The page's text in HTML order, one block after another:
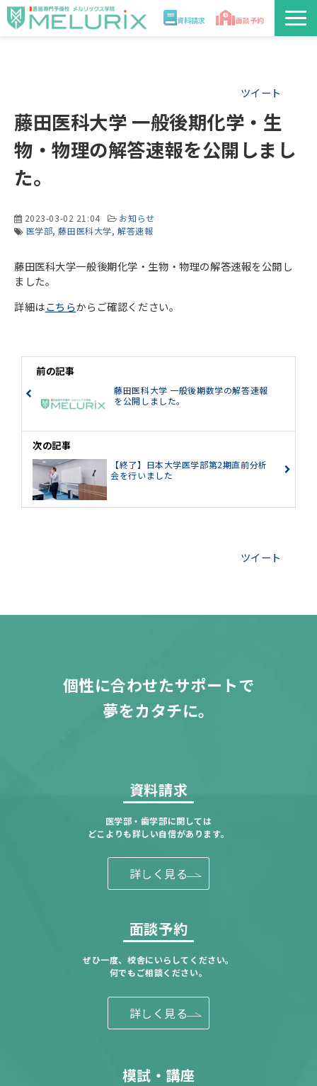
資料請求 面談予約
合格実績・合格体験記
講師
医学部解答速報2026
ツイート
藤田医科大学 一般後期化学・生
物・物理の解答速報を公開しまし
た。
2023-03-02 21:04
お知らせ
医学部 藤田医科大学 解答速報
藤田医科大学一般後期化学・生物・物理の解答速報を公開し
ました。
詳細はこちらからご確認ください。
前の記事
藤田医科大学 一般後期数学の解答速報
を公開しました。
次の記事
【終了】日本大学医学部第2期直前分析
会を行いました
ツイート
個性に合わせたサポートで
夢をカタチに。
資料請求
医学部・歯学部に関しては
どこよりも詳しい自信があります。
詳しく見る
面談予約
ぜひ一度、校舎にいらしてください。
何でもご相談ください。
詳しく見る
模試・講座